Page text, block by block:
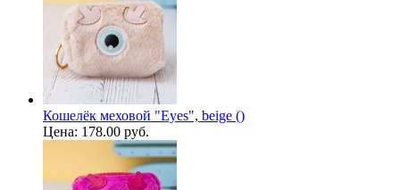
Кошелёк меховой "Eyes", beige ()
Цена: 178.00 руб.